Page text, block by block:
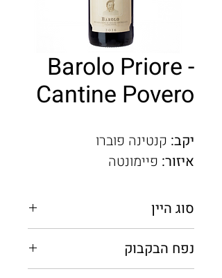
Barolo Priore -
Cantine Povero
יקב: קנטינה פוברו
איזור: פיימונטה
סוג היין
נפח הבקבוק